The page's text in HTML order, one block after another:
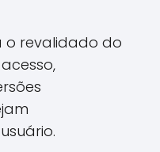
o revalidado do